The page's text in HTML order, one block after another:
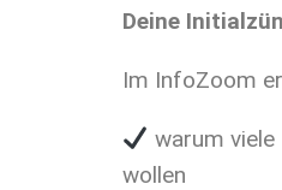
Deine
Im InfoZoom
warum
wollen